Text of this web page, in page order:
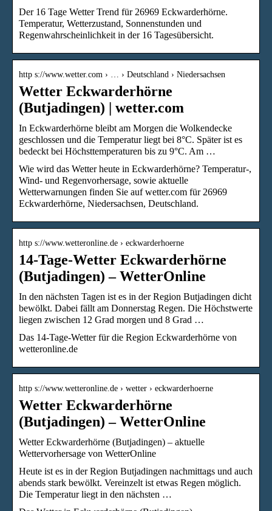
Der 16 Tage Wetter Trend für 26969 Eckwarderhörne.
Temperatur, Wetterzustand, Sonnenstunden und
Regenwahrscheinlichkeit in der 16 Tagesübersicht.
http s://www.wetter.com › … › Deutschland › Niedersachsen
Wetter Eckwarderhörne
(Butjadingen) | wetter.com
In Eckwarderhörne bleibt am Morgen die Wolkendecke
geschlossen und die Temperatur liegt bei 8°C. Später ist es
bedeckt bei Höchsttemperaturen bis zu 9°C. Am …
Wie wird das Wetter heute in Eckwarderhörne? Temperatur-,
Wind- und Regenvorhersage, sowie aktuelle
Wetterwarnungen finden Sie auf wetter.com für 26969
Eckwarderhörne, Niedersachsen, Deutschland.
http s://www.wetteronline.de › eckwarderhoerne
14-Tage-Wetter Eckwarderhörne
(Butjadingen) – WetterOnline
In den nächsten Tagen ist es in der Region Butjadingen dicht
bewölkt. Dabei fällt am Donnerstag Regen. Die Höchstwerte
liegen zwischen 12 Grad morgen und 8 Grad …
Das 14-Tage-Wetter für die Region Eckwarderhörne von
wetteronline.de
http s://www.wetteronline.de › wetter › eckwarderhoerne
Wetter Eckwarderhörne
(Butjadingen) – WetterOnline
Wetter Eckwarderhörne (Butjadingen) – aktuelle
Wettervorhersage von WetterOnline
Heute ist es in der Region Butjadingen nachmittags und auch
abends stark bewölkt. Vereinzelt ist etwas Regen möglich.
Die Temperatur liegt in den nächsten …